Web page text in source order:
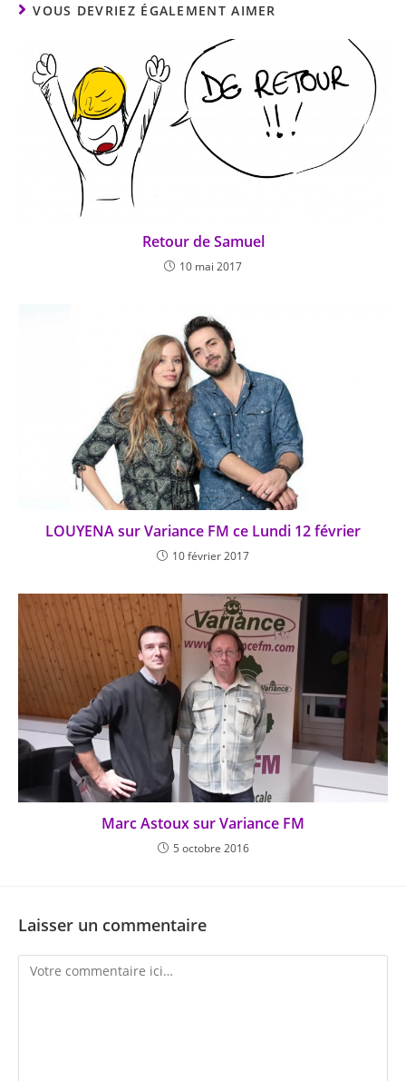
VOUS DEVRIEZ ÉGALEMENT AIMER
Retour de Samuel
10 mai 2017
LOUYENA sur Variance FM ce Lundi 12 février
10 février 2017
Marc Astoux sur Variance FM
5 octobre 2016
Laisser un commentaire